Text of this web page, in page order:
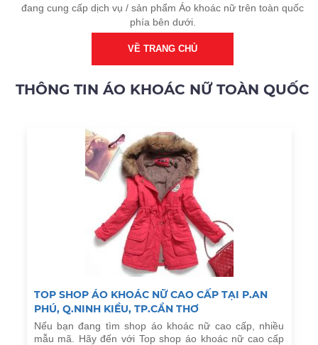
đang cung cấp dịch vụ / sản phẩm Áo khoác nữ trên toàn quốc
phía bên dưới.
VỀ TRANG CHỦ
THÔNG TIN ÁO KHOÁC NỮ TOÀN QUỐC
TOP SHOP ÁO KHOÁC NỮ CAO CẤP TẠI P.AN
PHÚ, Q.NINH KIỀU, TP.CẦN THƠ
Nếu bạn đang tìm shop áo khoác nữ cao cấp, nhiều
mẫu mã. Hãy đến với Top shop áo khoác nữ cao cấp